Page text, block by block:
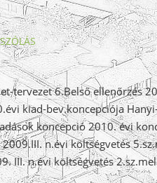
tervezet 6.Belső ellenőrzés
kiad-bev.koncepciója
koncepció 2010. évi
n.évi költségvetés
III. n.évi költségvetés